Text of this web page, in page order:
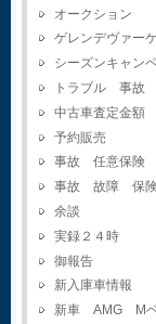
オークション
ゲレンデヴァー
シーズンキャン
トラブル 事故
中古車査定金額
予約販売
事故 任意保険
事故 故障 保
余談
実録２４時
御報告
新入庫車情報
新車 AMG M